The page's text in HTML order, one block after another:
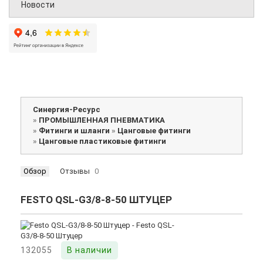
Новости
Синергия-Ресурс
» ПРОМЫШЛЕННАЯ ПНЕВМАТИКА
» Фитинги и шланги » Цанговые фитинги
» Цанговые пластиковые фитинги
Обзор Отзывы 0
FESTO QSL-G3/8-8-50 ШТУЦЕР
132055 В наличии